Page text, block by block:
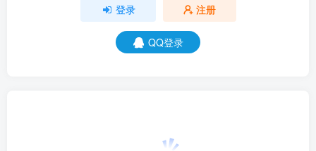
登录 注册
QQ登录